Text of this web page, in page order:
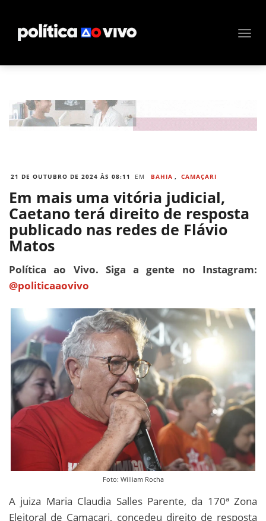
21 DE OUTUBRO DE 2024 ÀS 08:11 EM BAHIA , CAMAÇARI
Em mais uma vitória judicial,
Caetano terá direito de resposta
publicado nas redes de Flávio
Matos
Política ao Vivo. Siga a gente no Instagram:
@politicaaovivo
Foto: William Rocha
A juiza Maria Claudia Salles Parente, da 170ª Zona
Eleitoral de Camaçari, concedeu direito de resposta